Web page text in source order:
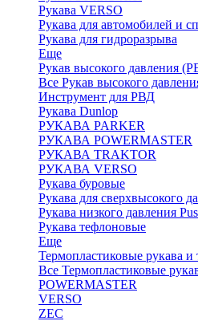
Рукава VERSO
Рукава для автомобилей и
Рукава для гидроразрыва
Еще
Рукав высокого давления
Все Рукав высокого
Инструмент для РВД
Рукава Dunlop
РУКАВА PARKER
РУКАВА POWERMASTER
РУКАВА TRAKTOR
РУКАВА VERSO
Рукава буровые
Рукава для сверхвысокого
Рукава низкого давления
Рукава тефлоновые
Еще
Термопластиковые рукава и
Все Термопластиковые
POWERMASTER
VERSO
ZEC